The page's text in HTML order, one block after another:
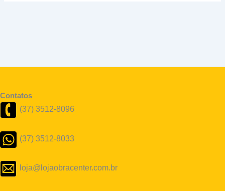
Contatos
(37) 3512-8096
(37) 3512-8033
loja@lojaobracenter.com.br